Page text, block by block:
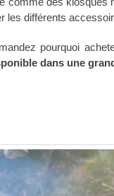
les différents
pourquoi
dans une